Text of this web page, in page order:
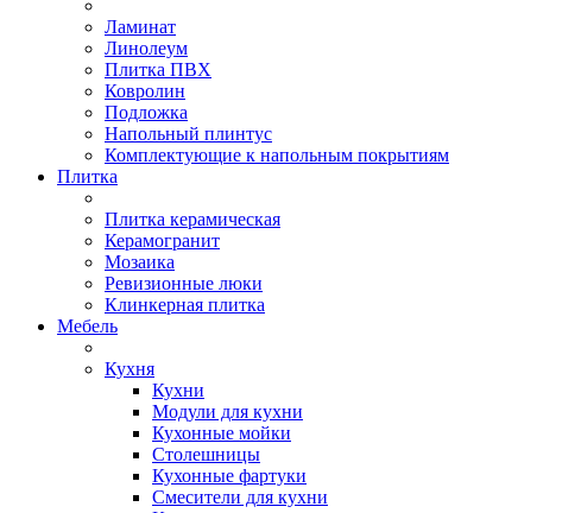
Ламинат
Линолеум
Плитка ПВХ
Ковролин
Подложка
Напольный плинтус
Комплектующие к напольным покрытиям
Плитка
Плитка керамическая
Керамогранит
Мозаика
Ревизионные люки
Клинкерная плитка
Мебель
Кухня
Кухни
Модули для кухни
Кухонные мойки
Столешницы
Кухонные фартуки
Смесители для кухни